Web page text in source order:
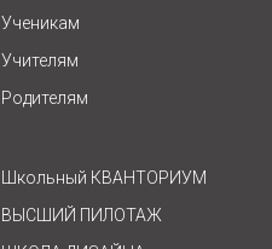
Ученикам
Учителям
Родителям
Школьный КВАНТОРИУМ
ВЫСШИЙ ПИЛОТАЖ